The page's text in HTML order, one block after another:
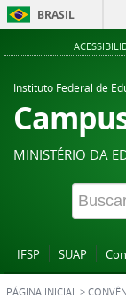
BRASIL
Instituto Federal de
MINISTÉRIO DA
IFSP
SUAP
PÁGINA INICIAL >